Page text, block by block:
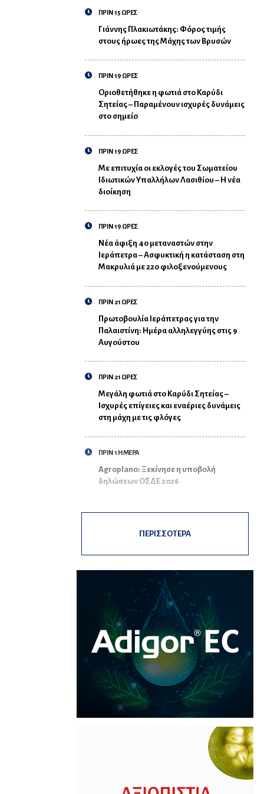
ΠΡΙΝ 15 ΩΡΕΣ
Γιάννης Πλακιωτάκης: Φόρος τιμής
στους ήρωες της Μάχης των Βρυσών
ΠΡΙΝ 19 ΩΡΕΣ
Οριοθετήθηκε η φωτιά στο Καρύδι
Σητείας – Παραμένουν ισχυρές δυνάμεις
στο σημείο
ΠΡΙΝ 19 ΩΡΕΣ
Με επιτυχία οι εκλογές του Σωματείου
Ιδιωτικών Υπαλλήλων Λασιθίου – Η νέα
διοίκηση
ΠΡΙΝ 19 ΩΡΕΣ
Νέα άφιξη 40 μεταναστών στην
Ιεράπετρα – Ασφυκτική η κατάσταση στη
Μακρυλιά με 220 φιλοξενούμενους
ΠΡΙΝ 21 ΩΡΕΣ
Πρωτοβουλία Ιεράπετρας για την
Παλαιστίνη: Ημέρα αλληλεγγύης στις 9
Αυγούστου
ΠΡΙΝ 21 ΩΡΕΣ
Μεγάλη φωτιά στο Καρύδι Σητείας –
Ισχυρές επίγειες και εναέριες δυνάμεις
στη μάχη με τις φλόγες
ΠΡΙΝ 1 ΗΜΕΡΑ
Agroplano: Ξεκίνησε η υποβολή
δηλώσεων ΟΣΔΕ 2026
ΠΕΡΙΣΣΟΤΕΡΑ